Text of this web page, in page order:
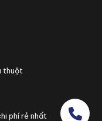
thuột
phí rẻ nhất